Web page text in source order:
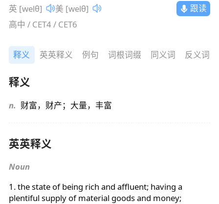
英 [welθ] 美 [welθ]
跟读
高中 / CET4 / CET6
释义 英英释义 例句 词根词缀 同义词 反义词
释义
n. 财富，财产；大量，丰富
英英释义
Noun
1. the state of being rich and affluent; having a
plentiful supply of material goods and money;